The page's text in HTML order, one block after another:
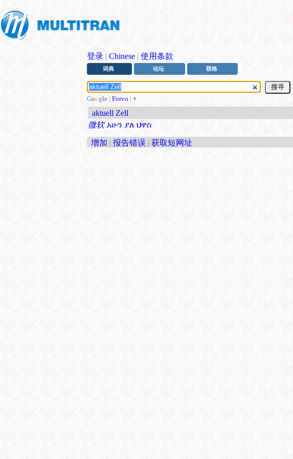
登录 | Chinese | 使用条款
词典 论坛 联络
Google | Forvo | +
aktuell Zell
微软 አሁን ያለ ህዋስ
增加 | 报告错误 | 获取短网址